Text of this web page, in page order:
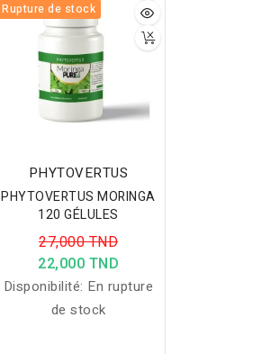
Rupture de stock
PHYTOVERTUS
PHYTOVERTUS MORINGA
120 GÉLULES
27,000 TND
22,000 TND
Disponibilité: En rupture
de stock